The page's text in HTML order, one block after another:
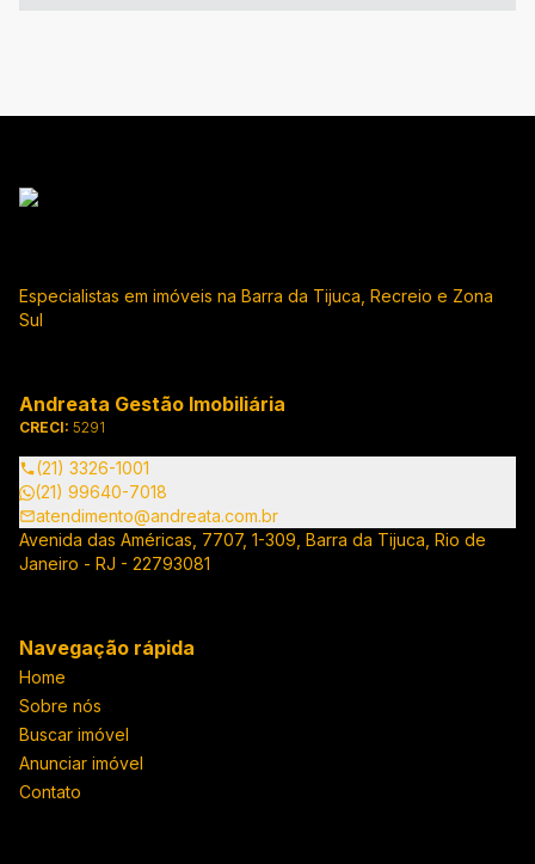
Especialistas em imóveis na Barra da Tijuca, Recreio e Zona
Sul
Andreata Gestão Imobiliária
CRECI: 5291
(21) 3326-1001
(21) 99640-7018
atendimento@andreata.com.br
Avenida das Américas, 7707, 1-309, Barra da Tijuca, Rio de
Janeiro - RJ - 22793081
Navegação rápida
Home
Sobre nós
Buscar imóvel
Anunciar imóvel
Contato